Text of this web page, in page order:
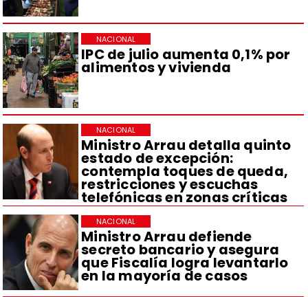
IPC de julio aumenta 0,1% por
alimentos y vivienda
NACIONAL
Ministro Arrau detalla quinto
estado de excepción:
contempla toques de queda,
restricciones y escuchas
telefónicas en zonas críticas
NACIONAL
Ministro Arrau defiende
secreto bancario y asegura
que Fiscalía logra levantarlo
en la mayoría de casos
NACIONAL